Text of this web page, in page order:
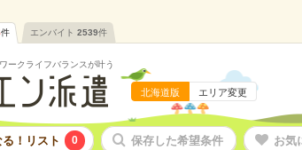
件 エンバイト 2539件
ークライフバランスが叶う
北海道版 エリア変更
！リスト 0 保存した希望条件 お気